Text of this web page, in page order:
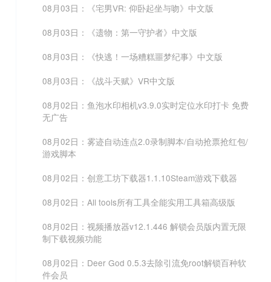
08月03日：《宅男VR: 仰卧起坐与吻》中文版
08月03日：《遗物：第一守护者》中文版
08月03日：《快逃！一场糟糕噩梦纪事》中文版
08月03日：《战斗天赋》VR中文版
08月02日：鱼泡水印相机v3.9.0实时定位水印打卡 免费
无广告
08月02日：雾迹自动连点2.0录制脚本/自动抢票抢红包/
游戏脚本
08月02日：创意工坊下载器1.1.10Steam游戏下载器
08月02日：All tools所有工具全能实用工具箱高级版
08月02日：视频播放器v12.1.446 解锁会员版内置无限
制下载视频功能
08月02日：Deer God 0.5.3去除引流免root解锁百种软
件会员